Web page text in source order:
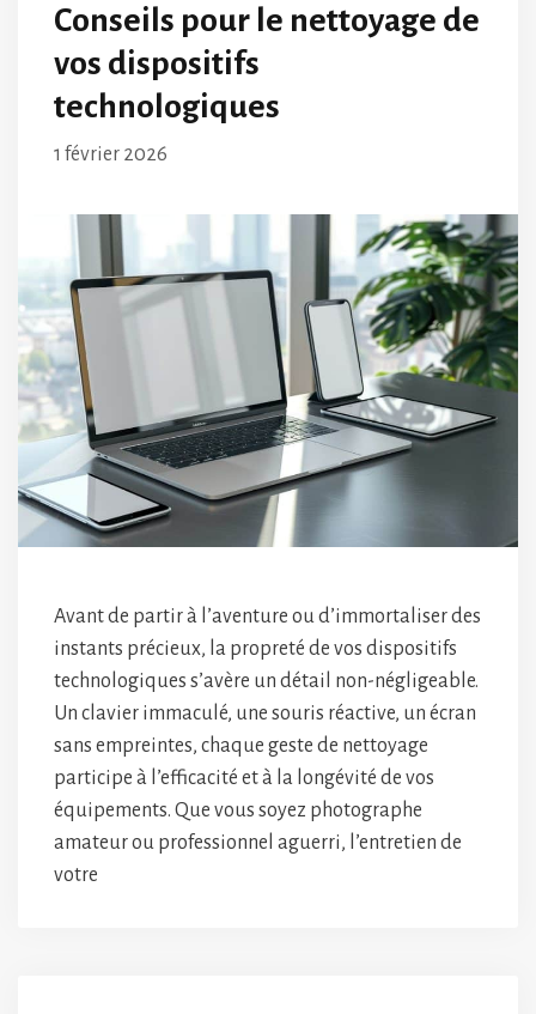
Conseils pour le nettoyage de
vos dispositifs
technologiques
1 février 2026
Avant de partir à l’aventure ou d’immortaliser des
instants précieux, la propreté de vos dispositifs
technologiques s’avère un détail non-négligeable.
Un clavier immaculé, une souris réactive, un écran
sans empreintes, chaque geste de nettoyage
participe à l’efficacité et à la longévité de vos
équipements. Que vous soyez photographe
amateur ou professionnel aguerri, l’entretien de
votre